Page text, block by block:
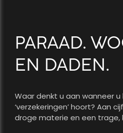
PARAAD.
EN DADEN.
Waar denkt u aan wanneer
‘verzekeringen’ hoort? Aan
droge materie en een trage,